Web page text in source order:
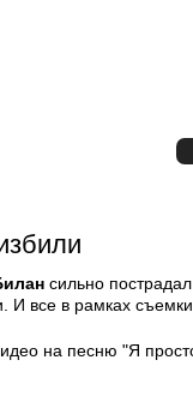
сильно
все в рамках съемки
на песню "Я